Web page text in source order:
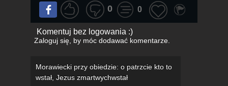
0 0
Komentuj bez logowania :)
Zaloguj się, by móc dodawać komentarze.
Morawiecki przy obiedzie: o patrzcie kto to
wstał, Jezus zmartwychwstał